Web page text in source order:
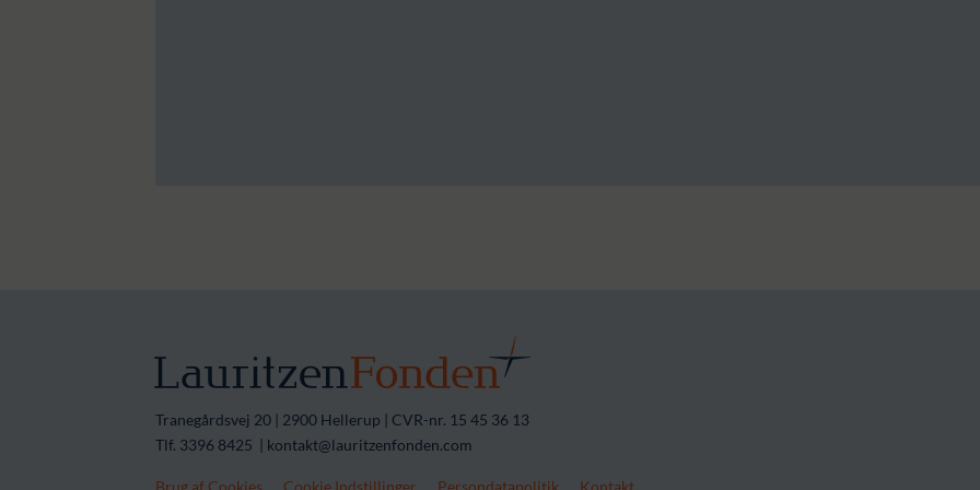
Tranegårdsvej 20 | 2900 Hellerup | CVR-nr. 15 45 36 13
Tlf. 3396 8425 | kontakt@lauritzenfonden.com